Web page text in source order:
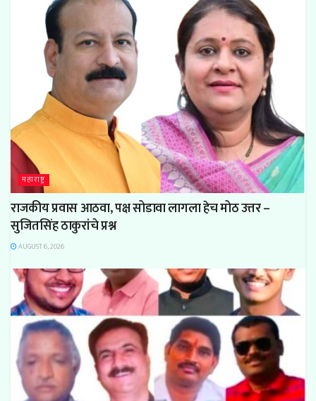
महाराष्ट्र
राजकीय प्रवास आठवा, पक्ष सोडावा लागला हेच मोठ उत्तर –
सुजितसिंह ठाकुरांचे प्रश्न
AUGUST 6, 2026